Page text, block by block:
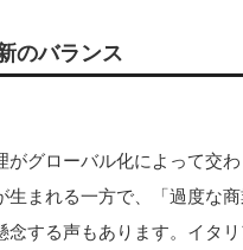
のバランス
がグローバル化によって交
生まれる一方で、「過度な商
念する声もあります。イタ